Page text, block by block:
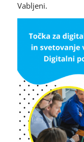
Vabljeni.